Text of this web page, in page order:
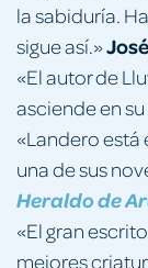
la sabiduría.
sigue así.»
«El autor de
asciende en
«Landero está
una de sus
Heraldo de
«El gran
mejores